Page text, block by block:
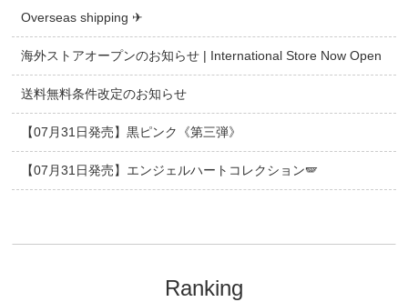
Overseas shipping ✈
海外ストアオープンのお知らせ | International Store Now Open
送料無料条件改定のお知らせ
【07月31日発売】黒ピンク《第三弾》
【07月31日発売】エンジェルハートコレクション🪽
Ranking